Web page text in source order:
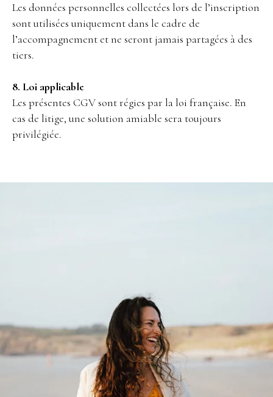
Les données personnelles collectées lors de l’inscription
sont utilisées uniquement dans le cadre de
l’accompagnement et ne seront jamais partagées à des
tiers.
8. Loi applicable
Les présentes CGV sont régies par la loi française. En
cas de litige, une solution amiable sera toujours
privilégiée.